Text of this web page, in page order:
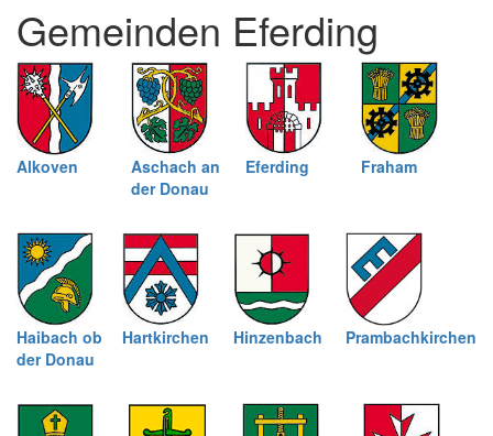
schließen
Gemeinden Eferding
Alkoven
Aschach an
der Donau
Eferding Fraham
Haibach ob
der Donau
Hartkirchen Hinzenbach Prambachkirchen